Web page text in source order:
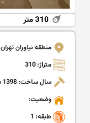
310 متر
منطقه نیاوران تهران
متراژ: 310
سال ساخت: 1398 سال ساخت
وضعیت:
طبقه: 1